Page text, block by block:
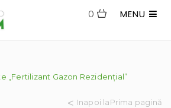
MENU
0
„Fertilizant Gazon Rezidențial”
Inapoi laPrima pagină